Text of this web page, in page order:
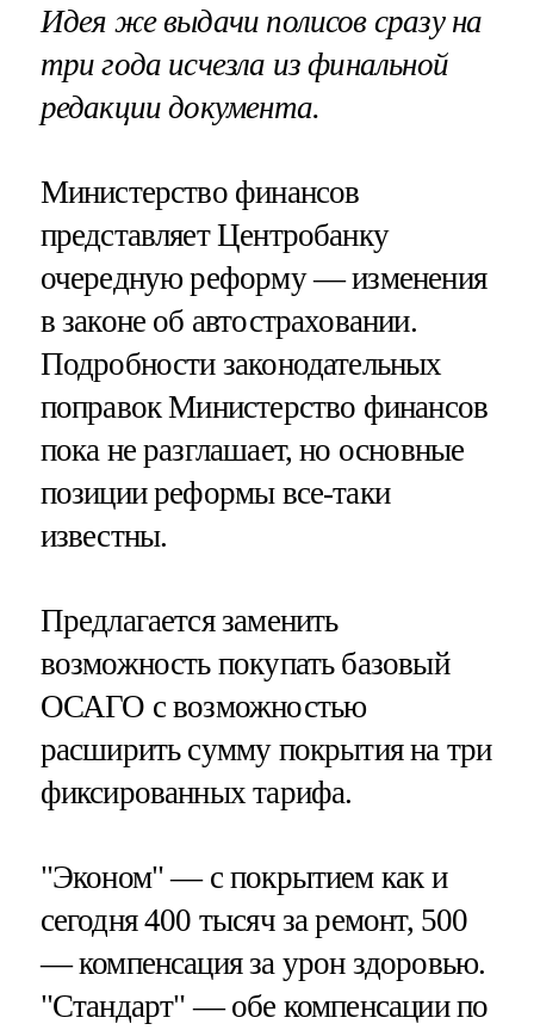
Идея же выдачи полисов сразу на
три года исчезла из финальной
редакции документа.
Министерство финансов
представляет Центробанку
очередную реформу — изменения
в законе об автостраховании.
Подробности законодательных
поправок Министерство финансов
пока не разглашает, но основные
позиции реформы все-таки
известны.
Предлагается заменить
возможность покупать базовый
ОСАГО с возможностью
расширить сумму покрытия на три
фиксированных тарифа.
"Эконом" — с покрытием как и
сегодня 400 тысяч за ремонт, 500
— компенсация за урон здоровью.
"Стандарт" — обе компенсации по